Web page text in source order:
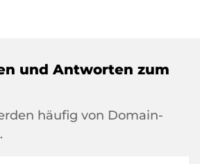
und Antworten zum
häufig von Domain-